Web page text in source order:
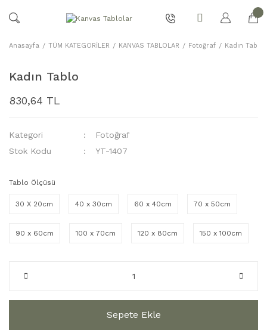
Anasayfa TÜM KATEGORİLER KANVAS TABLOLAR Fotoğraf Kadın Tablo
Kadın Tablo
830,64 TL
Kategori
Fotoğraf
Stok Kodu
YT-1407
Tablo Ölçüsü
30 X 20cm 40 x 30cm 60 x 40cm 70 x 50cm
90 x 60cm 100 x 70cm 120 x 80cm 150 x 100cm
Sepete Ekle